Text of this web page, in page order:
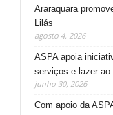
Araraquara
Lilás
agosto 4, 2026
ASPA apoia
serviços e lazer ao
junho 30, 2026
Com apoio da